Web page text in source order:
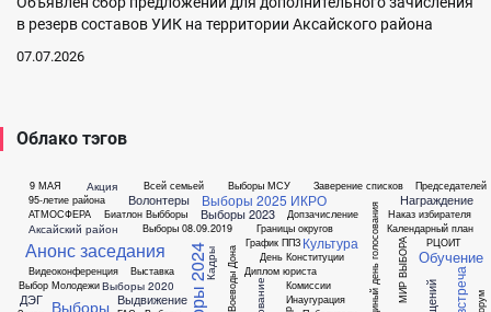
в резерв составов УИК на территории Аксайского района
07.07.2026
Облако тэгов
9 МАЯ
95-летие района
АТМОСФЕРА
Аксайский район
Акция
Анонс заседания
Биатлон
Видеоконференция
Волонтеры
Всей семьей
Выбборы
Выбор Молодежи
Выборы
Выборы 08.09.2019
Выборы 2020
Выборы 2023
Выборы 2025
Выборы МСУ
Выдвижение
Выставка
Границы округов
График ППЗ
ДЭГ
День Конституции
Диплом юриста
Допзачисление Единый день голосования
Заверение списков
ИКРО
Инаугурация
Кадры
Календарный план
Комиссии
Культура МИР ВЫБОРА
Награждение
Наказ избирателя
Обучение
Председателей
РЦОИТ
Форум